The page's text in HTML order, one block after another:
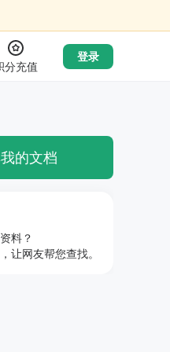
分充值
登录
的文档
料？
，让网友帮您查找。